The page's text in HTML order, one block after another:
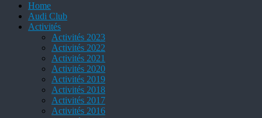
Home
Audi Club
Activités
Activités 2023
Activités 2022
Activités 2021
Activités 2020
Activités 2019
Activités 2018
Activités 2017
Activités 2016